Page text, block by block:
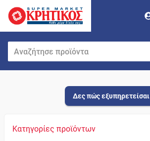
Δες πώς εξυπηρετείσαι
Κατηγορίες προϊόντων